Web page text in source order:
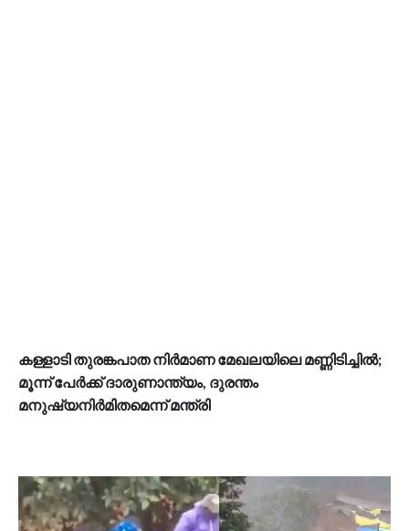
കള്ളാടി തുരങ്കപാത നിർമാണ മേഖലയിലെ മണ്ണിടിച്ചിൽ;
മൂന്ന് പേർക്ക് ദാരുണാന്ത്യം, ദുരന്തം
മനുഷ്യനിർമിതമെന്ന് മന്ത്രി